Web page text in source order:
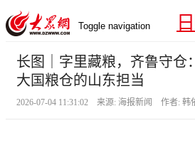
Toggle navigation
长图｜字里藏粮，齐鲁守仓
大国粮仓的山东担当
2026-07-04 11:31:02 来源: 海报新闻 作者: 韩